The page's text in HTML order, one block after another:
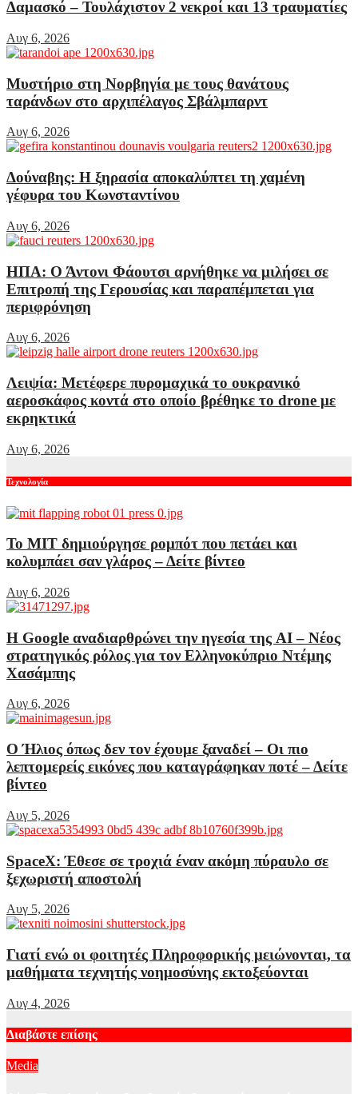
Δαμασκό – Τουλάχιστον 2 νεκροί και 13 τραυματίες
Αυγ 6, 2026
Μυστήριο στη Νορβηγία με τους θανάτους
ταράνδων στο αρχιπέλαγος Σβάλμπαρντ
Αυγ 6, 2026
Δούναβης: Η ξηρασία αποκαλύπτει τη χαμένη
γέφυρα του Κωνσταντίνου
Αυγ 6, 2026
ΗΠΑ: Ο Άντονι Φάουτσι αρνήθηκε να μιλήσει σε
Επιτροπή της Γερουσίας και παραπέμπεται για
περιφρόνηση
Αυγ 6, 2026
Λειψία: Μετέφερε πυρομαχικά το ουκρανικό
αεροσκάφος κοντά στο οποίο βρέθηκε το drone με
εκρηκτικά
Αυγ 6, 2026
Τεχνολογία
Το MIT δημιούργησε ρομπότ που πετάει και
κολυμπάει σαν γλάρος – Δείτε βίντεο
Αυγ 6, 2026
Η Google αναδιαρθρώνει την ηγεσία της AI – Νέος
στρατηγικός ρόλος για τον Ελληνοκύπριο Ντέμης
Χασάμπης
Αυγ 6, 2026
Ο Ήλιος όπως δεν τον έχουμε ξαναδεί – Οι πιο
λεπτομερείς εικόνες που καταγράφηκαν ποτέ – Δείτε
βίντεο
Αυγ 5, 2026
SpaceX: Έθεσε σε τροχιά έναν ακόμη πύραυλο σε
ξεχωριστή αποστολή
Αυγ 5, 2026
Γιατί ενώ οι φοιτητές Πληροφορικής μειώνονται, τα
μαθήματα τεχνητής νοημοσύνης εκτοξεύονται
Αυγ 4, 2026
Διαβάστε επίσης
Media